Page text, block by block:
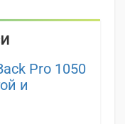
Pro 1050
и